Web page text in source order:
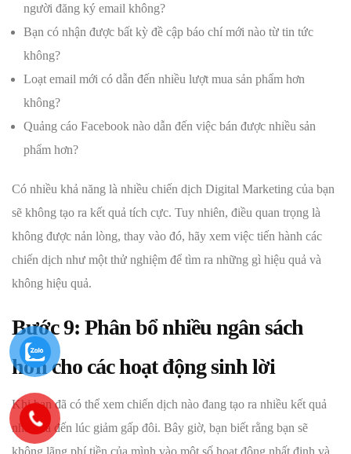
người đăng ký email không?
Bạn có nhận được bất kỳ đề cập báo chí mới nào từ tin tức
không?
Loạt email mới có dẫn đến nhiều lượt mua sản phẩm hơn
không?
Quảng cáo Facebook nào dẫn đến việc bán được nhiều sản
phẩm hơn?
Có nhiều khả năng là nhiều chiến dịch Digital Marketing của bạn
sẽ không tạo ra kết quả tích cực. Tuy nhiên, điều quan trọng là
không được nản lòng, thay vào đó, hãy xem việc tiến hành các
chiến dịch như một thử nghiệm để tìm ra những gì hiệu quả và
không hiệu quả.
Bước 9: Phân bổ nhiều ngân sách
hơn cho các hoạt động sinh lời
Khi bạn đã có thể xem chiến dịch nào đang tạo ra nhiều kết quả
nhất, đã đến lúc giảm gấp đôi. Bây giờ, bạn biết rằng bạn sẽ
không lãng phí tiền của mình vào một số hoạt động nhất định và